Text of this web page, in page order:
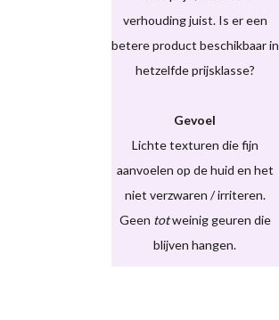
verhouding juist. Is er een
betere product beschikbaar in
hetzelfde prijsklasse?
Gevoel
Lichte texturen die fijn
aanvoelen op de huid en het
niet verzwaren / irriteren.
Geen totweinig geuren die
blijven hangen.